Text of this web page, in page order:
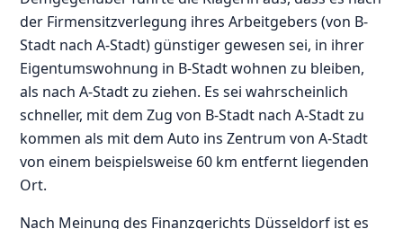
der Firmensitzverlegung ihres Arbeitgebers (von B-
Stadt nach A-Stadt) günstiger gewesen sei, in ihrer
Eigentumswohnung in B-Stadt wohnen zu bleiben,
als nach A-Stadt zu ziehen. Es sei wahrscheinlich
schneller, mit dem Zug von B-Stadt nach A-Stadt zu
kommen als mit dem Auto ins Zentrum von A-Stadt
von einem beispielsweise 60 km entfernt liegenden
Ort.
Nach Meinung des Finanzgerichts Düsseldorf ist es